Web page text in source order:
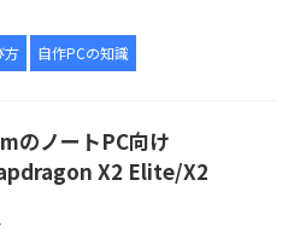
方 自作PCの知識
のノートPC向け
X2 Elite/X2